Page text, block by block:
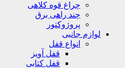
چراغ قوه کلاهی
چند راهی برق
پروژوکتور
لوازم جانبی
انواع قفل
قفل آویز
قفل کتابی